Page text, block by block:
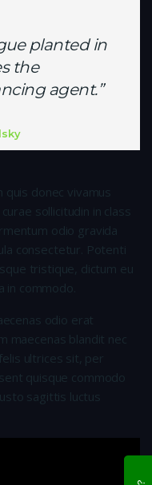
planted in
the
agent.”
donec vivamus
sollicitudin in class
odio gravida
consectetur. Potenti
tristique, dictum eu
in commodo.
odio erat
blandit nec
ultrices sit, per
quisque commodo
sagittis luctus